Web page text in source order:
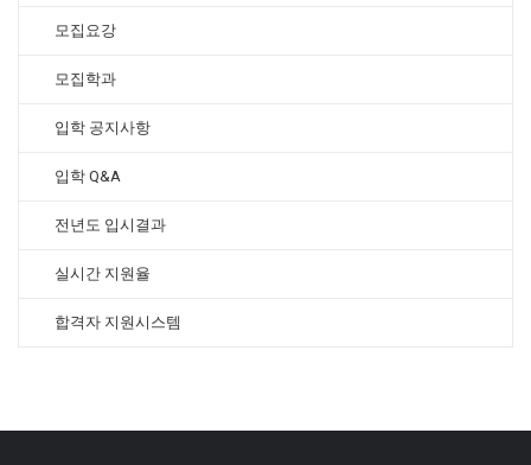
모집요강
모집학과
입학 공지사항
입학 Q&A
전년도 입시결과
실시간 지원율
합격자 지원시스템